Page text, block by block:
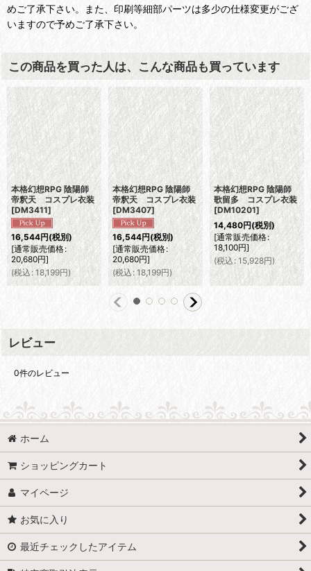
めご了承下さい。また、印刷等細部パーツは多少の仕様変更がござ
いますので予めご了承下さい。
この商品を買った人は、こんな商品も買っています
本格幻想RPG 陰陽師
帝釈天 コスプレ衣装
[DM3411]
16,544円(税別)
[通常販売価格:
20,680円]
(税込: 18,199円)
本格幻想RPG 陰陽師
帝釈天 コスプレ衣装
[DM3407]
16,544円(税別)
[通常販売価格:
20,680円]
(税込: 18,199円)
本格幻想RPG 陰陽師
歌留多 コスプレ衣装
[DM10201]
14,480円(税別)
[通常販売価格:
18,100円]
(税込: 15,928円)
レビュー
0件のレビュー
ホーム
ショッピングカート
マイページ
お気に入り
最近チェックしたアイテム